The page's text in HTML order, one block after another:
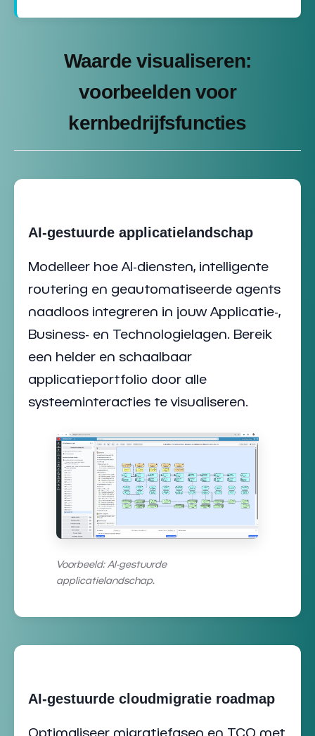
Waarde visualiseren:
voorbeelden voor
kernbedrijfsfuncties
AI-gestuurde applicatielandschap
Modelleer hoe AI-diensten, intelligente
routering en geautomatiseerde agents
naadloos integreren in jouwApplicatie-,
Business- en Technologielagen. Bereik
een helder en schaalbaar
applicatieportfolio door alle
systeeminteracties te visualiseren.
Voorbeeld: AI-gestuurde
applicatielandschap.
AI-gestuurde cloudmigratie roadmap
Optimaliseer migratiefasen en TCO met